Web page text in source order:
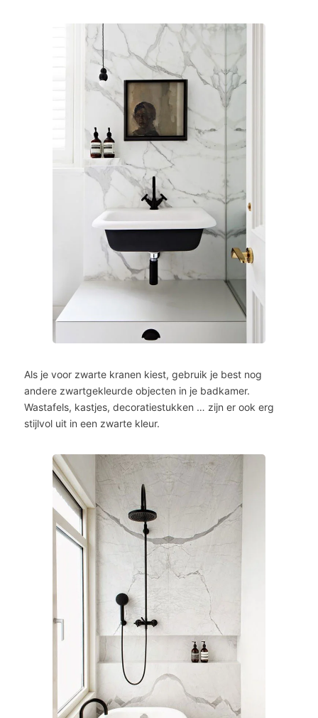
Als je voor zwarte kranen kiest, gebruik je best nog
andere zwartgekleurde objecten in je badkamer.
Wastafels, kastjes, decoratiestukken … zijn er ook erg
stijlvol uit in een zwarte kleur.